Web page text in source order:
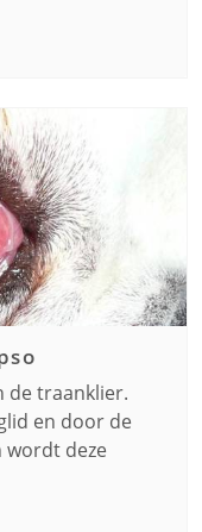
de traanklier.
en door de
wordt deze